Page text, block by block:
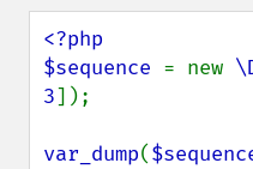
<?php
$sequence = new
3]);
var_dump(